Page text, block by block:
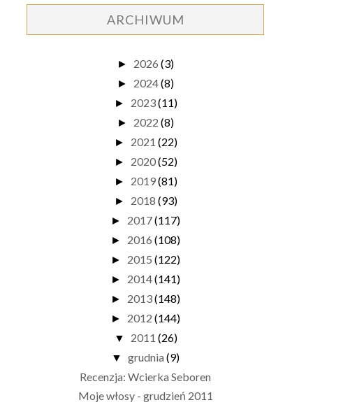
ARCHIWUM
► 2026 (3)
► 2024(8)
► 2023(11)
► 2022 (8)
► 2021 (22)
► 2020(52)
► 2019(81)
► 2018 (93)
► 2017(117)
► 2016 (108)
► 2015 (122)
► 2014(141)
► 2013(148)
► 2012 (144)
▼ 2011 (26)
▼ grudnia (9)
Recenzja: Wcierka Seboren
Moje włosy - grudzień 2011